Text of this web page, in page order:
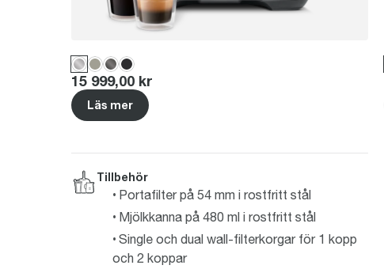
Price:
15 999,00 kr
Läs mer
Tillbehör
Portafilter på 54 mm i rostfritt stål
Mjölkkanna på 480 ml i rostfritt stål
Single och dual wall-filterkorgar för 1 kopp
och 2 koppar